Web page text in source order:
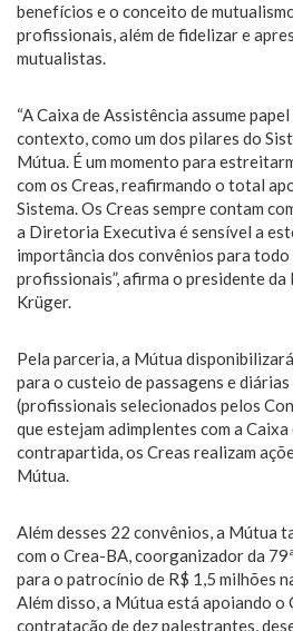
benefícios e o conceito de
profissionais, além de fidelizar e
mutualistas.
“A Caixa de Assistência assume
contexto, como um dos pilares do
Mútua. É um momento para
com os Creas, reafirmando o total
Sistema. Os Creas sempre contam
a Diretoria Executiva é sensível a
importância dos convênios para todo
profissionais”, afirma o presidente da
Krüger.
Pela parceria, a Mútua
para o custeio de passagens e
(profissionais selecionados pelos
que estejam adimplentes com a Caixa
contrapartida, os Creas realizam
Mútua.
Além desses 22 convênios, a Mútua
com o Crea-BA, coorganizador da
para o patrocínio de R$ 1,5 milhões
Além disso, a Mútua está apoiando o
contratação de dez palestrantes,